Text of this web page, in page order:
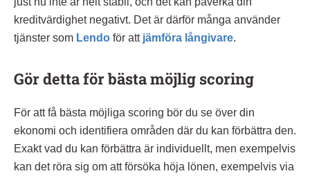
kreditvärdighet negativt. Det är därför många använder
tjänster som Lendo för att jämföra långivare.
Gör detta för bästa möjlig scoring
För att få bästa möjliga scoring bör du se över din
ekonomi och identifiera områden där du kan förbättra den.
Exakt vad du kan förbättra är individuellt, men exempelvis
kan det röra sig om att försöka höja lönen, exempelvis via